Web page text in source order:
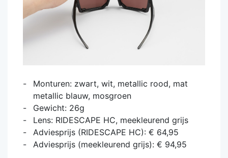
Monturen: zwart, wit, metallic rood, mat
metallic blauw, mosgroen
Gewicht: 26g
Lens: RIDESCAPE HC, meekleurend grijs
Adviesprijs (RIDESCAPE HC): € 64,95
Adviesprijs (meekleurend grijs): € 94,95